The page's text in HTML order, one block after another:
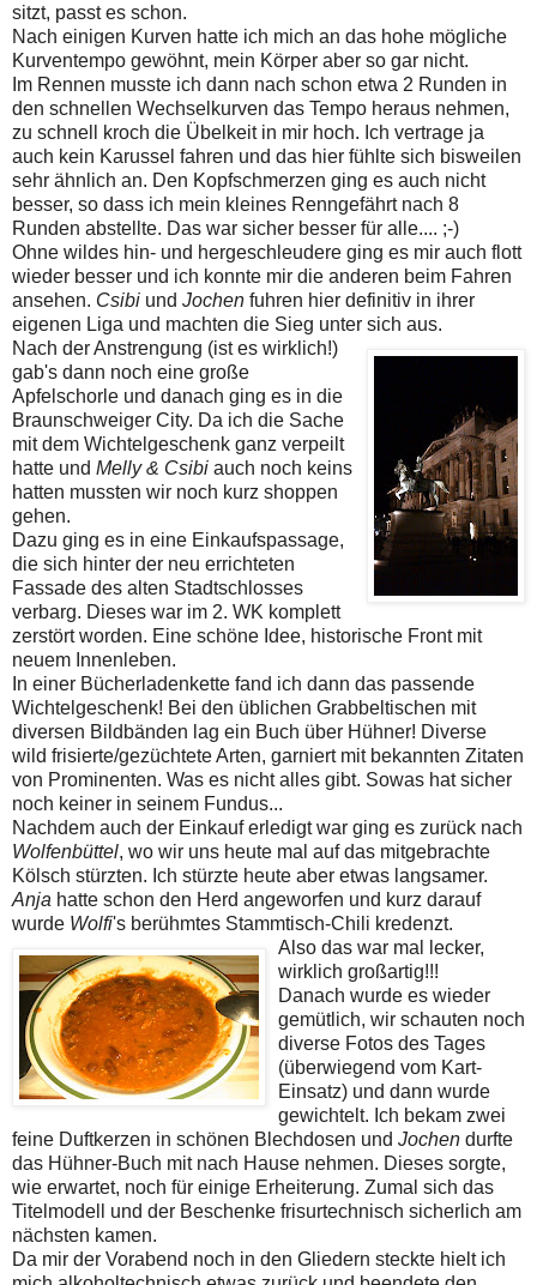
sitzt, passt es schon.
Nach einigen Kurven hatte ich mich an das hohe mögliche
Kurventempo gewöhnt, mein Körper aber so gar nicht.
Im Rennen musste ich dann nach schon etwa 2 Runden in
den schnellen Wechselkurven das Tempo heraus nehmen,
zu schnell kroch die Übelkeit in mir hoch. Ich vertrage ja
auch kein Karussel fahren und das hier fühlte sich bisweilen
sehr ähnlich an. Den Kopfschmerzen ging es auch nicht
besser, so dass ich mein kleines Renngefährt nach 8
Runden abstellte. Das war sicher besser für alle.... ;-)
Ohne wildes hin- und hergeschleudere ging es mir auch flott
wieder besser und ich konnte mir die anderen beim Fahren
ansehen. Csibi und Jochen fuhren hier definitiv in ihrer
eigenen Liga und machten die Sieg unter sich aus.
Nach der Anstrengung (ist es wirklich!)
gab's dann noch eine große
Apfelschorle und danach ging es in die
Braunschweiger City. Da ich die Sache
mit dem Wichtelgeschenk ganz verpeilt
hatte und Melly & Csibi auch noch keins
hatten mussten wir noch kurz shoppen
gehen.
Dazu ging es in eine Einkaufspassage,
die sich hinter der neu errichteten
Fassade des alten Stadtschlosses
verbarg. Dieses war im 2. WK komplett
zerstört worden. Eine schöne Idee, historische Front mit
neuem Innenleben.
In einer Bücherladenkette fand ich dann das passende
Wichtelgeschenk! Bei den üblichen Grabbeltischen mit
diversen Bildbänden lag ein Buch über Hühner! Diverse
wild frisierte/gezüchtete Arten, garniert mit bekannten Zitaten
von Prominenten. Was es nicht alles gibt. Sowas hat sicher
noch keiner in seinem Fundus...
Nachdem auch der Einkauf erledigt war ging es zurück nach
Wolfenbüttel, wo wir uns heute mal auf das mitgebrachte
Kölsch stürzten. Ich stürzte heute aber etwas langsamer.
Anja hatte schon den Herd angeworfen und kurz darauf
wurde Wolfi's berühmtes Stammtisch-Chili kredenzt.
Also das war mal lecker,
wirklich großartig!!!
Danach wurde es wieder
gemütlich, wir schauten noch
diverse Fotos des Tages
(überwiegend vom Kart-
Einsatz) und dann wurde
gewichtelt. Ich bekam zwei
feine Duftkerzen in schönen Blechdosen und Jochen durfte
das Hühner-Buch mit nach Hause nehmen. Dieses sorgte,
wie erwartet, noch für einige Erheiterung. Zumal sich das
Titelmodell und der Beschenke frisurtechnisch sicherlich am
nächsten kamen.
Da mir der Vorabend noch in den Gliedern steckte hielt ich